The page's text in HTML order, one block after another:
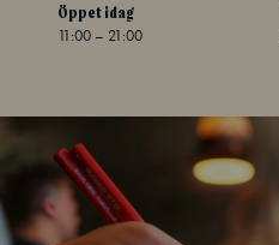
Öppet idag
11:00 – 21:00